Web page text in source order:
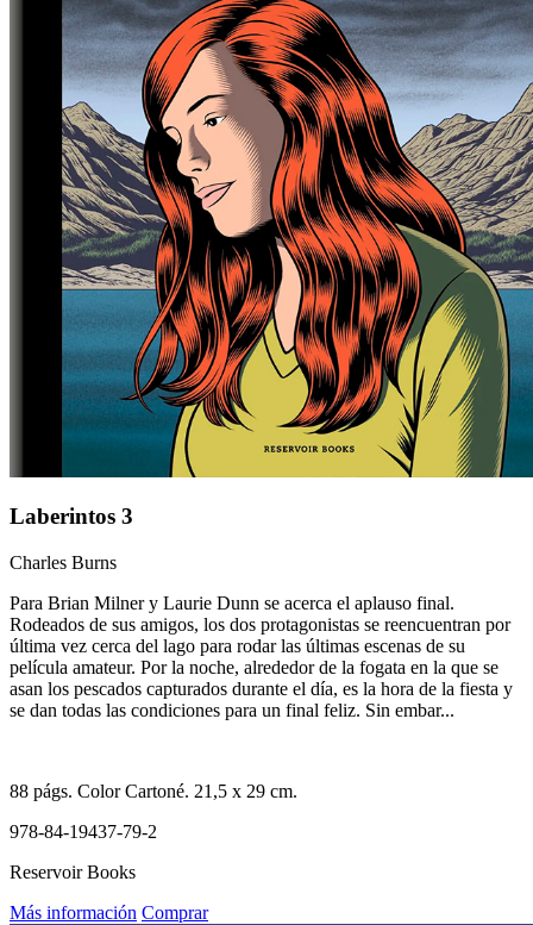
Laberintos 3
Charles Burns
Para Brian Milner y Laurie Dunn se acerca el aplauso final.
Rodeados de sus amigos, los dos protagonistas se reencuentran por
última vez cerca del lago para rodar las últimas escenas de su
película amateur. Por la noche, alrededor de la fogata en la que se
asan los pescados capturados durante el día, es la hora de la fiesta y
se dan todas las condiciones para un final feliz. Sin embar...
88 págs. ColorCartoné. 21,5 x 29 cm.
978-84-19437-79-2
Reservoir Books
Más información Comprar